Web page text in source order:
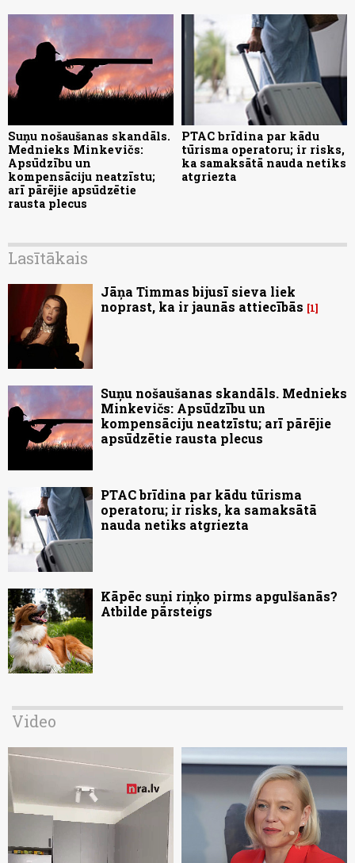
Suņu nošaušanas skandāls.
Mednieks Minkevičs:
Apsūdzību un
kompensāciju neatzīstu;
arī pārējie apsūdzētie
rausta plecus
PTAC brīdina par kādu
tūrisma operatoru; ir risks,
ka samaksātā nauda netiks
atgriezta
Lasītākais
Jāņa Timmas bijusī sieva liek
noprast, ka ir jaunās attiecībās
1
Suņu nošaušanas skandāls. Mednieks
Minkevičs: Apsūdzību un
kompensāciju neatzīstu; arī pārējie
apsūdzētie rausta plecus
PTAC brīdina par kādu tūrisma
operatoru; ir risks, ka samaksātā
nauda netiks atgriezta
Kāpēc suņi riņķo pirms apgulšanās?
Atbilde pārsteigs
Video